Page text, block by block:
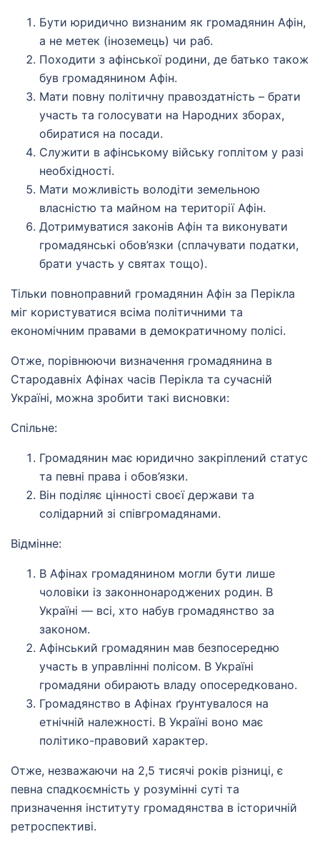
Бути юридично визнаним як громадянин Афін,
а не метек (іноземець) чи раб.
Походити з афінської родини, де батько також
був громадянином Афін.
Мати повну політичну правоздатність – брати
участь та голосувати на Народних зборах,
обиратися на посади.
Служити в афінському війську гоплітом у разі
необхідності.
Мати можливість володіти земельною
власністю та майном на території Афін.
Дотримуватися законів Афін та виконувати
громадянські обов’язки (сплачувати податки,
брати участь у святах тощо).
Тільки повноправний громадянин Афін за Перікла
міг користуватися всіма політичними та
економічним правами в демократичному полісі.
Отже, порівнюючи визначення громадянина в
Стародавніх Афінах часів Перікла та сучасній
Україні, можна зробити такі висновки:
Спільне:
Громадянин має юридично закріплений статус
та певні права і обов’язки.
Він поділяє цінності своєї держави та
солідарний зі співгромадянами.
Відмінне:
В Афінах громадянином могли бути лише
чоловіки із законнонароджених родин. В
Україні — всі, хто набув громадянство за
законом.
Афінський громадянин мав безпосередню
участь в управлінні полісом. В Україні
громадяни обирають владу опосередковано.
Громадянство в Афінах ґрунтувалося на
етнічній належності. В Україні воно має
політико-правовий характер.
Отже, незважаючи на 2,5 тисячі років різниці, є
певна спадкоємність у розумінні суті та
призначення інституту громадянства в історичній
ретроспективі.